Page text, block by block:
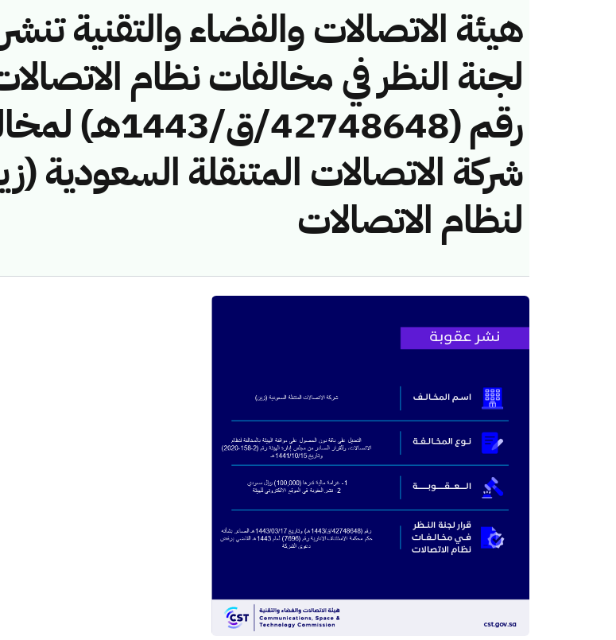
هيئة الاتصالات والفضاء والتقنية
لجنة النظر في مخالفات نظام
رقم (42748648/ق/
شركة الاتصالات المتنقلة السعودية
لنظام الاتصالات